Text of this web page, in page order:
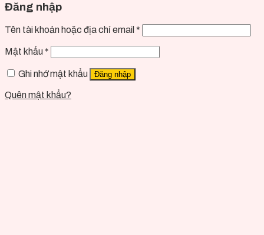
Đăng nhập
Tên tài khoản hoặc địa chỉ email *
Mật khẩu *
Ghi nhớ mật khẩu Đăng nhập
Quên mật khẩu?